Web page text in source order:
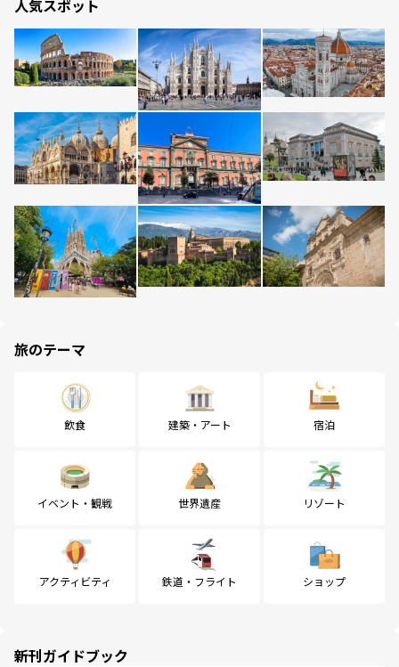
人気スポット
旅のテーマ
飲食 建築・アート 宿泊
イベント・観戦 世界遺産 リゾート
アクティビティ 鉄道・フライト ショップ
新刊ガイドブック